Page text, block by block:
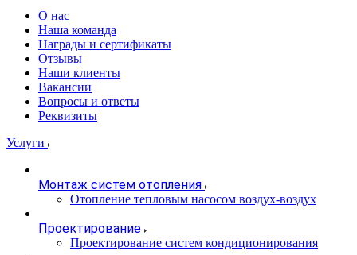
О нас
Наша команда
Награды и сертификаты
Отзывы
Наши клиенты
Вакансии
Вопросы и ответы
Реквизиты
Услуги
Монтаж систем отопления
Отопление тепловым насосом воздух-воздух
Проектирование
Проектирование систем кондиционирования